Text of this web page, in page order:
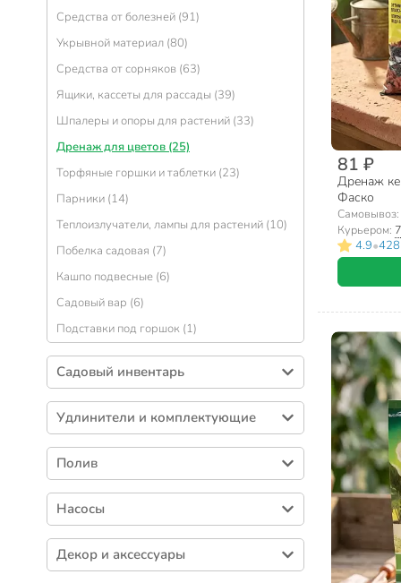
Средства от болезней (91)
Укрывной материал (80)
Средства от сорняков (63)
Ящики, кассеты для рассады (39)
Шпалеры и опоры для растений (33)
Дренаж для цветов (25)
Торфяные горшки и таблетки (23)
Парники (14)
Теплоизлучатели, лампы для растений (10)
Побелка садовая (7)
Кашпо подвесные (6)
Садовый вар (6)
Подставки под горшок (1)
Садовый инвентарь
Стремянки, лестницы (96)
Перчатки, рукавицы (92)
Колеса, камеры для тачки (85)
Секаторы (81)
Грабли (74)
Опрыскиватели и аксессуары (73)
Бочки, канистры (60)
Удлинители и комплектующие
Удлинители садовые (33)
Полив
Разбрызгиватели (90)
Фитинг поливочный (78)
Шланги поливочные (57)
Наборы для полива (43)
Насосы
Аксессуары для насосов (85)
Вибрационные насосы (33)
Декор и аксессуары
81 ₽
Дренаж
Фаско
Самовывоз:
Курьером:
4.9•428